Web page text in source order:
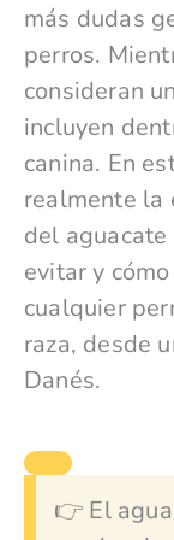
más dudas
perros.
consideran
incluyen
canina. En
realmente la
del
evitar y
cualquier
raza, desde
Danés.
👉 El